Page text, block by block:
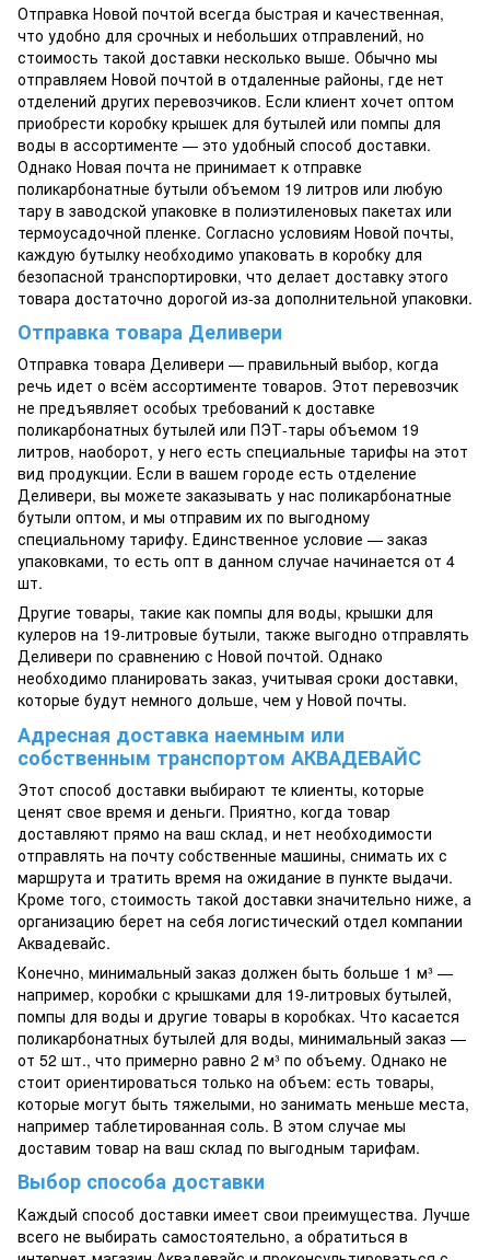
Отправка Новой почтой всегда быстрая и качественная,
что удобно для срочных и небольших отправлений, но
стоимость такой доставки несколько выше. Обычно мы
отправляем Новой почтой в отдаленные районы, где нет
отделений других перевозчиков. Если клиент хочет оптом
приобрести коробку крышек для бутылей или помпы для
воды в ассортименте — это удобный способ доставки.
Однако Новая почта не принимает к отправке
поликарбонатные бутыли объемом 19 литров или любую
тару в заводской упаковке в полиэтиленовых пакетах или
термоусадочной пленке. Согласно условиям Новой почты,
каждую бутылку необходимо упаковать в коробку для
безопасной транспортировки, что делает доставку этого
товара достаточно дорогой из-за дополнительной упаковки.
Отправка товара Деливери
Отправка товара Деливери — правильный выбор, когда
речь идет о всём ассортименте товаров. Этот перевозчик
не предъявляет особых требований к доставке
поликарбонатных бутылей или ПЭТ-тары объемом 19
литров, наоборот, у него есть специальные тарифы на этот
вид продукции. Если в вашем городе есть отделение
Деливери, вы можете заказывать у нас поликарбонатные
бутыли оптом, и мы отправим их по выгодному
специальному тарифу. Единственное условие — заказ
упаковками, то есть опт в данном случае начинается от 4
шт.
Другие товары, такие как помпы для воды, крышки для
кулеров на 19-литровые бутыли, также выгодно отправлять
Деливери по сравнению с Новой почтой. Однако
необходимо планировать заказ, учитывая сроки доставки,
которые будут немного дольше, чем у Новой почты.
Адресная доставка наемным или
собственным транспортом АКВАДЕВАЙС
Этот способ доставки выбирают те клиенты, которые
ценят свое время и деньги. Приятно, когда товар
доставляют прямо на ваш склад, и нет необходимости
отправлять на почту собственные машины, снимать их с
маршрута и тратить время на ожидание в пункте выдачи.
Кроме того, стоимость такой доставки значительно ниже, а
организацию берет на себя логистический отдел компании
Аквадевайс.
Конечно, минимальный заказ должен быть больше 1 м³ —
например, коробки с крышками для 19-литровых бутылей,
помпы для воды и другие товары в коробках. Что касается
поликарбонатных бутылей для воды, минимальный заказ —
от 52 шт., что примерно равно 2 м³ по объему. Однако не
стоит ориентироваться только на объем: есть товары,
которые могут быть тяжелыми, но занимать меньше места,
например таблетированная соль. В этом случае мы
доставим товар на ваш склад по выгодным тарифам.
Выбор способа доставки
Каждый способ доставки имеет свои преимущества. Лучше
всего не выбирать самостоятельно, а обратиться в